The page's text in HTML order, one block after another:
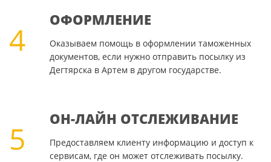
4
ОФОРМЛЕНИЕ
Оказываем помощь в оформлении таможенных
документов, если нужно отправить посылку из
Дегтярска в Артем в другом государстве.
5
ОН-ЛАЙН ОТСЛЕЖИВАНИЕ
Предоставляем клиенту информацию и доступ к
сервисам, где он может отслеживать посылку.